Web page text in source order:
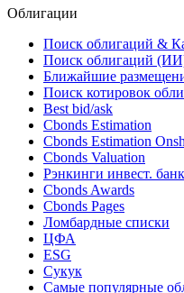
сроком погашения в
17.09.2025
Облигации
Поиск облигаций &
Поиск облигаций (ИИ)
Ближайшие
Поиск котировок
Best bid/ask
Cbonds Estimation
Cbonds Estimation
Cbonds Valuation
Рэнкинги инвест.
Cbonds Awards
Cbonds Pages
Ломбардные списки